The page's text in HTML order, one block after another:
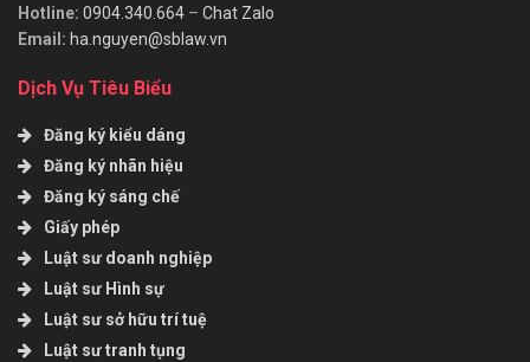
Hotline: 0904.340.664 – Chat Zalo
Email: ha.nguyen@sblaw.vn
Dịch Vụ Tiêu Biểu
Đăng ký kiểu dáng
Đăng ký nhãn hiệu
Đăng ký sáng chế
Giấy phép
Luật sư doanh nghiệp
Luật sư Hình sự
Luật sư sở hữu trí tuệ
Luật sư tranh tụng